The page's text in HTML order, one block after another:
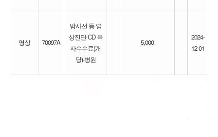
영상 70097A
방사선 등 영
상진단 CD 복
사수수료(개
당)-병원
5,000
2024-
12-01